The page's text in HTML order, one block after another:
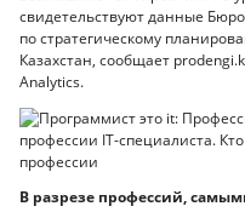
свидетельствуют данные
по стратегическому
Казахстан, сообщает
Analytics.
В разрезе профессий,